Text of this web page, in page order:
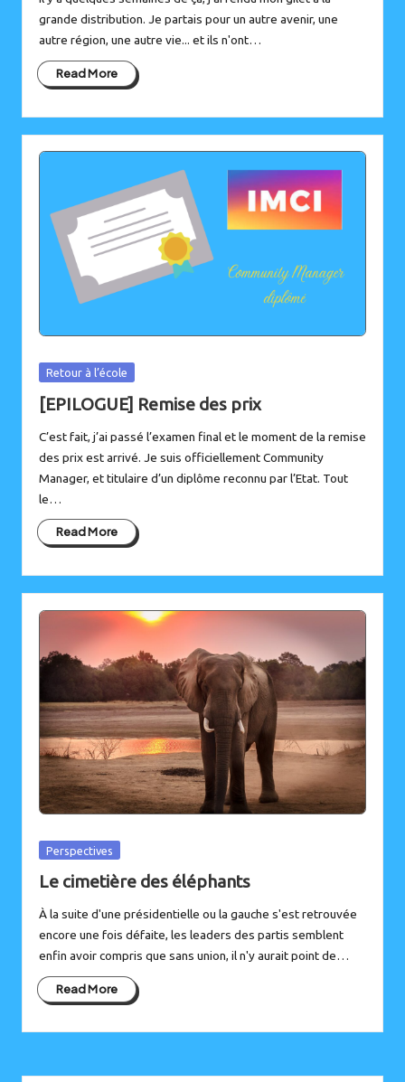
grande distribution. Je partais pour un autre avenir, une
autre région, une autre vie... et ils n'ont…
Read More
Posted
Retour à l’école
[EPILOGUE] Remise des prix
C’est fait, j’ai passé l’examen final et le moment de la remise
des prix est arrivé. Je suis officiellement Community
Manager, et titulaire d’un diplôme reconnu par l’Etat. Tout
le…
Read More
Posted
Perspectives
Le cimetière des éléphants
À la suite d'une présidentielle ou la gauche s'est retrouvée
encore une fois défaite, les leaders des partis semblent
enfin avoir compris que sans union, il n'y aurait point de…
Read More